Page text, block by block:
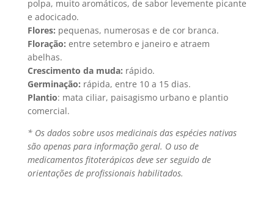
polpa, muito aromáticos, de sabor levemente picante
e adocicado.
Flores: pequenas, numerosas e de cor branca.
Floração: entre setembro e janeiro e atraem
abelhas.
Crescimento da muda: rápido.
Germinação: rápida, entre 10 a 15 dias.
Plantio: mata ciliar, paisagismo urbano e plantio
comercial.
* Os dados sobre usos medicinais das espécies nativas
são apenas para informação geral. O uso de
medicamentos fitoterápicos deve ser seguido de
orientações de profissionais habilitados.